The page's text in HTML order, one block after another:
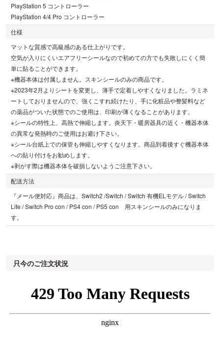
PlayStation 5 コントローラー
PlayStation 4/4 Pro コントローラー
仕様
マットな質感で高級感のある仕上がりです。
空気が入りにくいエアフリーシールなので初めての方でも失敗しにくく簡
単に貼ることができます。
※機器本体は付属しません。スキンシールのみの商品です。
※2023年2月よりシートを変更し、薄手で定着しやすくなりました。ラミネ
ートしておりませんので、強くこすれ続けたり、手に化粧品や整髪料など
の薬品がついた状態でのご使用は、印刷が薄くなることがあります。
※シールの特性上、高熱で伸縮します。炎天下・暖房器具の近く・機器本体
の異常な発熱時のご使用はお避け下さい。
※シール台紙上での保管も伸縮しやすくなります。商品到着後すぐ機器本体
への貼り付けをお勧めします。
※剥がす際は機器本体を破損しないようご注意下さい。
配送方法
『メール便対応』商品は、Switch2 /Switch / Switch 有機ELモデル / Switch
Lite / Switch Pro con / PS4 con / PS5 con 用スキンシールのみになりま
す。
只今のご注文状況